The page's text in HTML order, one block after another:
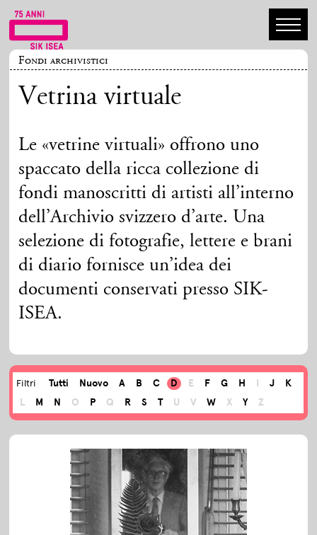
Fondi archivistici
Vetrina virtuale
Le «vetrine virtuali» offrono uno
spaccato della ricca collezione di
fondi manoscritti di artisti all’interno
dell’Archivio svizzero d’arte. Una
selezione di fotografie, lettere e brani
di diario fornisce un’idea dei
documenti conservati presso SIK-
ISEA.
Filtri Tutti Nuovo A B C D E F G H I J
K
L
M N O P Q R S T U V W X Y Z